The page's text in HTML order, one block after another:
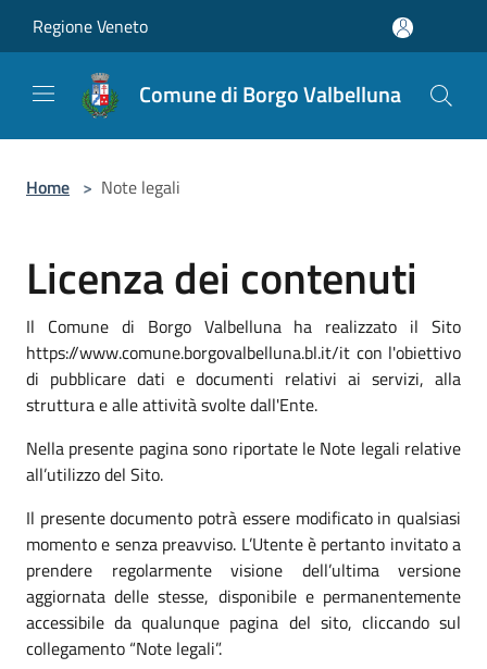
Regione Veneto
Comune di Borgo Valbelluna
Home > Note legali
Licenza dei contenuti
Il Comune di Borgo Valbelluna ha realizzato il Sito
https://www.comune.borgovalbelluna.bl.it/it con l'obiettivo
di pubblicare dati e documenti relativi ai servizi, alla
struttura e alle attività svolte dall'Ente.
Nella presente pagina sono riportate le Note legali relative
all’utilizzo del Sito.
Il presente documento potrà essere modificato in qualsiasi
momento e senza preavviso. L’Utente è pertanto invitato a
prendere regolarmente visione dell’ultima versione
aggiornata delle stesse, disponibile e permanentemente
accessibile da qualunque pagina del sito, cliccando sul
collegamento “Note legali”.